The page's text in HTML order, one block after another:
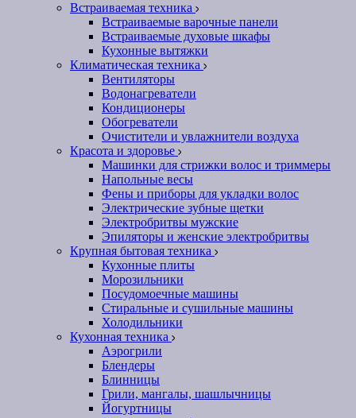
Встраиваемая техника
Встраиваемые варочные панели
Встраиваемые духовые шкафы
Кухонные вытяжки
Климатическая техника
Вентиляторы
Водонагреватели
Кондиционеры
Обогреватели
Очистители и увлажнители воздуха
Красота и здоровье
Машинки для стрижки волос и триммеры
Напольные весы
Фены и приборы для укладки волос
Электрические зубные щетки
Электробритвы мужские
Эпиляторы и женские электробритвы
Крупная бытовая техника
Кухонные плиты
Морозильники
Посудомоечные машины
Стиральные и сушильные машины
Холодильники
Кухонная техника
Аэрогрили
Блендеры
Блинницы
Грили, мангалы, шашлычницы
Йогуртницы